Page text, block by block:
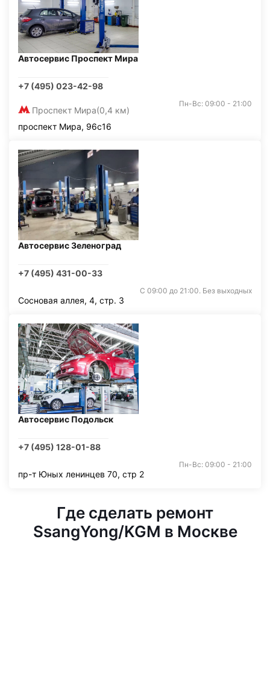
Автосервис Проспект Мира
+7 (495) 023-42-98
Проспект Мира(0,4 км)
Пн-Вс: 09:00 - 21:00
проспект Мира, 96с16
Автосервис Зеленоград
+7 (495) 431-00-33
С 09:00 до 21:00. Без выходных
Сосновая аллея, 4, стр. 3
Автосервис Подольск
+7 (495) 128-01-88
Пн-Вс: 09:00 - 21:00
пр-т Юных ленинцев 70, стр 2
Где сделать ремонт
SsangYong/KGM в Москве